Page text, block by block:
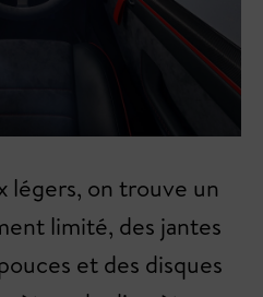
légers, on trouve un
limité, des jantes
et des disques